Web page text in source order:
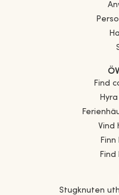
Find
Vind
Stugknuten